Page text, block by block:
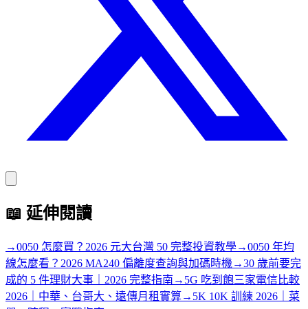
📖 延伸閱讀
→0050 怎麼買？2026 元大台灣 50 完整投資教學→0050 年均
線怎麼看？2026 MA240 偏離度查詢與加碼時機 →30 歲前要完
成的 5 件理財大事｜2026 完整指南 → 5G 吃到飽三家電信比較
2026｜中華、台哥大、遠傳月租實算→ 5K 10K 訓練 2026｜菜